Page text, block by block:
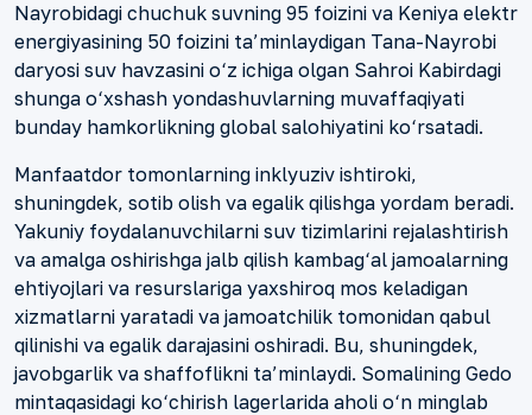
Nayrobidagi chuchuk suvning 95 foizini va Keniya elektr
energiyasining 50 foizini ta’minlaydigan Tana-Nayrobi
daryosi suv havzasini o‘z ichiga olgan Sahroi Kabirdagi
shunga o‘xshash yondashuvlarning muvaffaqiyati
bunday hamkorlikning global salohiyatini ko‘rsatadi.
Manfaatdor tomonlarning inklyuziv ishtiroki,
shuningdek, sotib olish va egalik qilishga yordam beradi.
Yakuniy foydalanuvchilarni suv tizimlarini rejalashtirish
va amalga oshirishga jalb qilish kambag‘al jamoalarning
ehtiyojlari va resurslariga yaxshiroq mos keladigan
xizmatlarni yaratadi va jamoatchilik tomonidan qabul
qilinishi va egalik darajasini oshiradi. Bu, shuningdek,
javobgarlik va shaffoflikni ta’minlaydi. Somalining Gedo
mintaqasidagi ko‘chirish lagerlarida aholi o‘n minglab